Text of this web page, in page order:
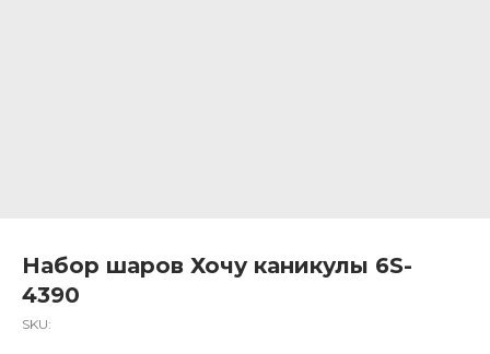
Набор шаров Хочу каникулы 6S-
4390
SKU: